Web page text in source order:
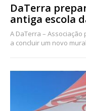
DaTerra
antiga escola
A DaTerra –
a concluir um novo